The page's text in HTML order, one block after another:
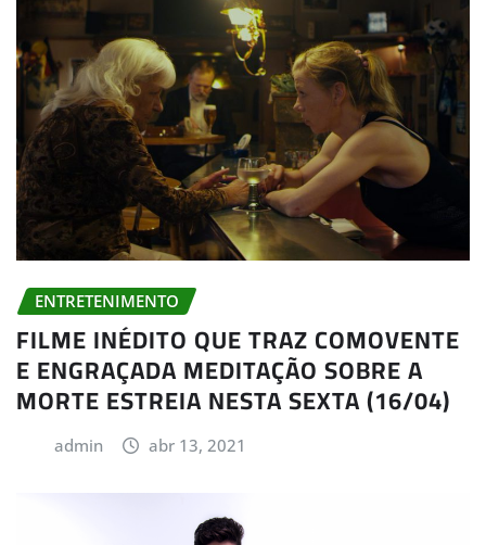
ENTRETENIMENTO
FILME INÉDITO QUE TRAZ COMOVENTE
E ENGRAÇADA MEDITAÇÃO SOBRE A
MORTE ESTREIA NESTA SEXTA (16/04)
admin abr 13, 2021